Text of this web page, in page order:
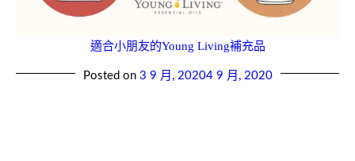
適合小朋友的Young Living補充品
Posted on 3 9 月, 20204 9 月, 2020